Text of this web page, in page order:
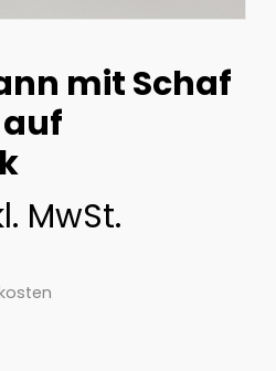
mit Schaf
MwSt.